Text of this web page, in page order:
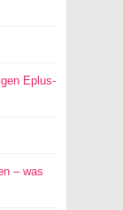
Eplus-
– was